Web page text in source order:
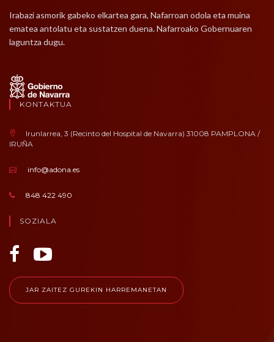
Irabazi asmorik gabeko elkartea gara, Nafarroan odola eta muina
ematea antolatu eta sustatzen duena. Nafarroako Gobernuaren
laguntza dugu.
KONTAKTUA
Irunlarrea, 3 (Recinto del Hospital de Navarra) 31008 PAMPLONA /
IRUÑA
info@adona.es
848 422 490
SOZIALA
JAR ZAITEZ GUREKIN HARREMANETAN